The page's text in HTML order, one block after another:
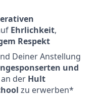
Ehrlichkeit,
Respekt
Deiner Anstellung
und
an der Hult
zu erwerben*